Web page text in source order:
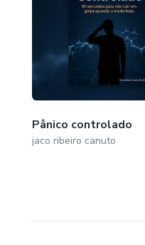
Vamos trabalhar juntos?
Se você está pronto
seus objetivos e
Pânico controlado
jaco ribeiro canuto